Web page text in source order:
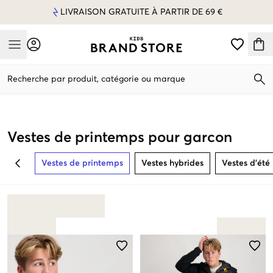
LIVRAISON GRATUITE À PARTIR DE 69 €
Mobile Menu
Recherche par produit, catégorie ou marque
Vestes de printemps pour garcon
BACK Vestes de printemps Vestes hybrides Vestes d’été